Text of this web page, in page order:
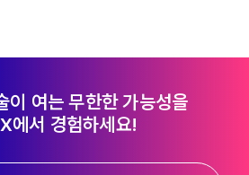
이 여는 무한한 가능성을
에서 경험하세요!